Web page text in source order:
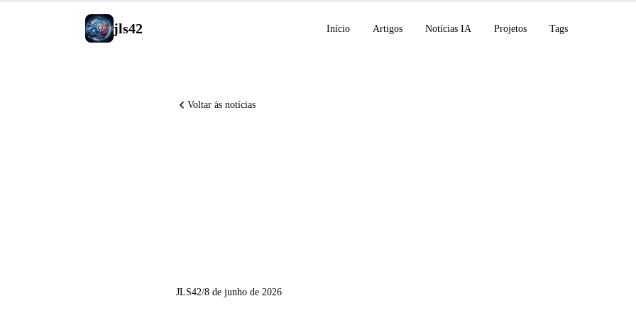
jls42 Início Artigos Notícias IA Projetos Tags
Voltar às notícias
JLS42/8 de junho de 2026